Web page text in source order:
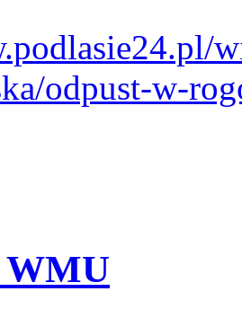
odpust-w-
WMU